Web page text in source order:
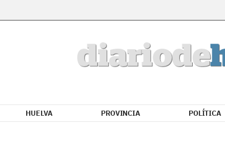
HUELVA PROVINCIA POLÍTICA